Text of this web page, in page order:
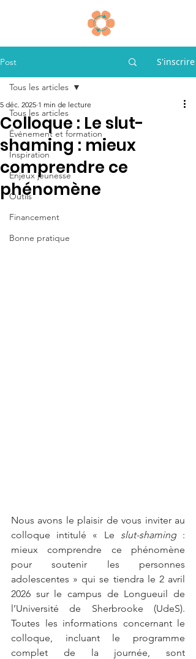
Post S'inscrire
Tous les articles
Événement et formation
Inspiration
Enjeux jeunesse
Outils
Financement
Bonne pratique
Tous les articles
Colloque : Le slut-
shaming : mieux
comprendre ce
phénomène
5 déc. 2025 1 min de lecture
Nous avons le plaisir de vous inviter au
colloque intitulé « Le slut-shaming :
mieux comprendre ce phénomène
pour soutenir les personnes
adolescentes » qui se tiendra le 2 avril
2026 sur le campus de Longueuil de
l’Université de Sherbrooke (UdeS).
Toutes les informations concernant le
colloque, incluant le programme
complet de la journée, sont